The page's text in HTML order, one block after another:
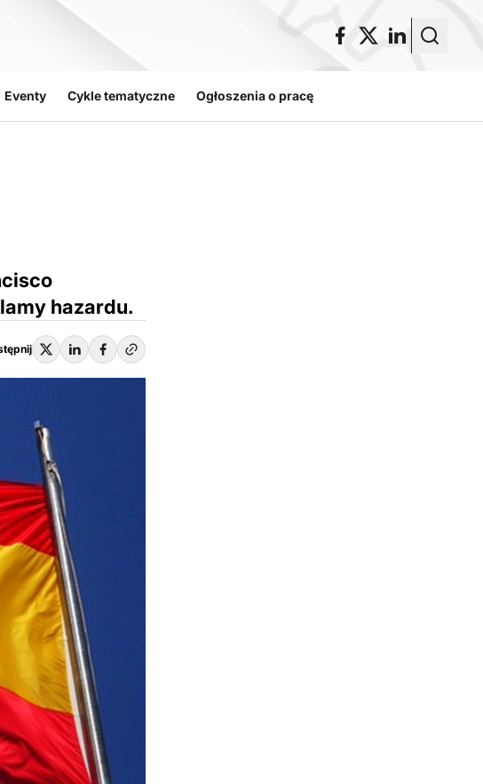
Eventy Cykle tematyczne Ogłoszenia o pracę
hazardu.